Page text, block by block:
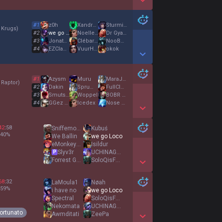
Show More Detail Games
Krugs)
#1 z0h
#2
#3
#4 okok
Show More Detail Games
)
#1 Azysm Muru
#2 Dakin
#3 WoppeI
#4 Icedex
Show More Detail Games
:58
40%
Sniffemonster
We Ballin
eMonkeyz Run
P Slyv3r
Forrest Gump
Kubuś
we go Loco
Isildur
UCHINAGA AERI
SoloQisFunny
Show More Detail Games
:32
59%
LaMoula1
i have no
Spectral
Nekomata
Awmditati
Nøah
we go Loco
SoloQisFunny
UCHINAGA AERI
ZeePa